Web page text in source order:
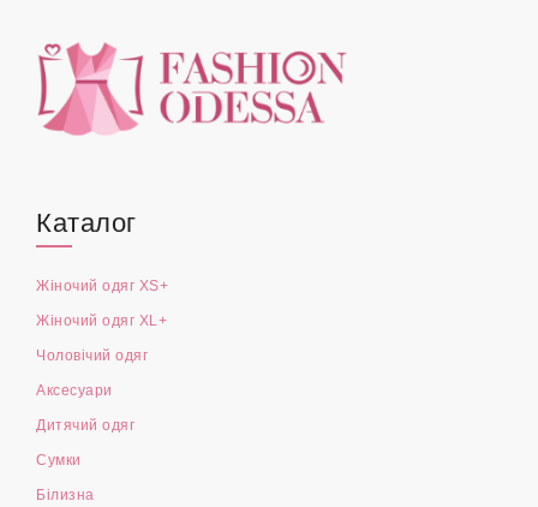
Каталог
Жіночий одяг XS+
Жіночий одяг XL+
Чоловічий одяг
Аксесуари
Дитячий одяг
Сумки
Білизна